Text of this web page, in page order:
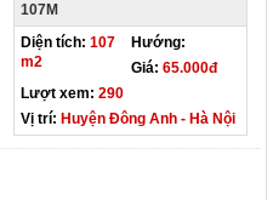
107M
Diện tích: 107
m2
Hướng:
Giá: 65.000đ
Lượt xem: 290
Vị trí: Huyện Đông Anh - Hà Nội